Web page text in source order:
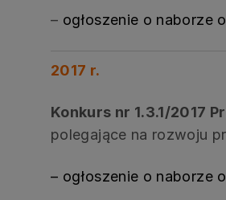
– ogłoszenie o naborze
2017 r.
Konkurs nr 1.3.1/2017
polegające na rozwoju
– ogłoszenie o naborze